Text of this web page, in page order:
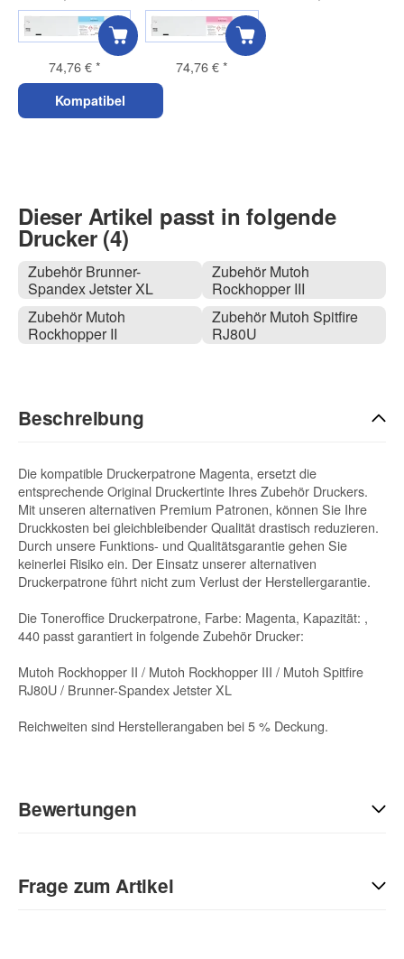
74,76 €* 74,76 €*
Kompatibel
Dieser Artikel passt in folgende
Drucker (4)
Zubehör Brunner-
Spandex Jetster XL
Zubehör Mutoh
Rockhopper II
Zubehör Mutoh
Rockhopper III
Zubehör Mutoh Spitfire
RJ80U
Beschreibung
Die kompatible Druckerpatrone Magenta, ersetzt die
entsprechende Original Druckertinte Ihres Zubehör Druckers.
Mit unseren alternativen Premium Patronen, können Sie Ihre
Druckkosten bei gleichbleibender Qualität drastisch reduzieren.
Durch unsere Funktions- und Qualitätsgarantie gehen Sie
keinerlei Risiko ein. Der Einsatz unserer alternativen
Druckerpatrone führt nicht zum Verlust der Herstellergarantie.
Die Toneroffice Druckerpatrone, Farbe: Magenta, Kapazität: ,
440 passt garantiert in folgende Zubehör Drucker:
Mutoh Rockhopper II / Mutoh Rockhopper III / Mutoh Spitfire
RJ80U / Brunner-Spandex Jetster XL
Reichweiten sind Herstellerangaben bei 5 % Deckung.
Bewertungen
Sie Anderen bei der Kaufentscheidung:
Frage zum Artikel